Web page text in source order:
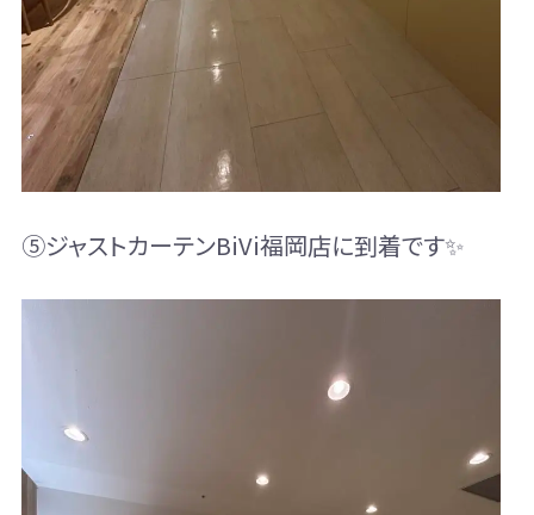
⑤ジャストカーテンBiVi福岡店に到着です✨